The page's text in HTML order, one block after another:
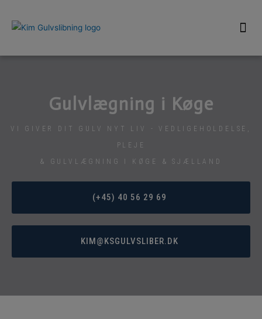
Gulvlægning i Køge
VI GIVER DIT GULV NYT LIV - VEDLIGEHOLDELSE,
PLEJE
& GULVLÆGNING I KØGE & SJÆLLAND
(+45) 40 56 29 69
KIM@KSGULVSLIBER.DK